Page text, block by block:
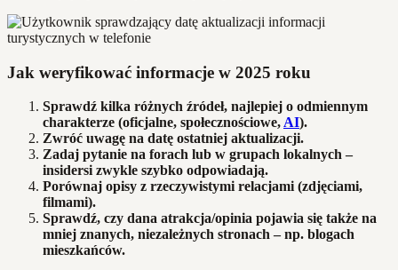
Jak weryfikować informacje w 2025 roku
Sprawdź kilka różnych źródeł, najlepiej o odmiennym
charakterze (oficjalne, społecznościowe, AI).
Zwróć uwagę na datę ostatniej aktualizacji.
Zadaj pytanie na forach lub w grupach lokalnych –
insidersi zwykle szybko odpowiadają.
Porównaj opisy z rzeczywistymi relacjami (zdjęciami,
filmami).
Sprawdź, czy dana atrakcja/opinia pojawia się także na
mniej znanych, niezależnych stronach – np. blogach
mieszkańców.